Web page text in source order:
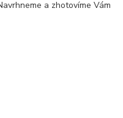
a zhotovíme Vám